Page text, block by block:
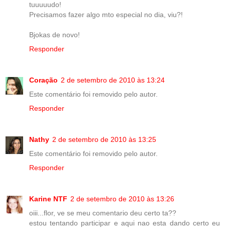
tuuuuudo!
Precisamos fazer algo mto especial no dia, viu?!
Bjokas de novo!
Responder
Coração 2 de setembro de 2010 às 13:24
Este comentário foi removido pelo autor.
Responder
Nathy 2 de setembro de 2010 às 13:25
Este comentário foi removido pelo autor.
Responder
Karine NTF 2 de setembro de 2010 às 13:26
oiii...flor, ve se meu comentario deu certo ta??
estou tentando participar e aqui nao esta dando certo eu